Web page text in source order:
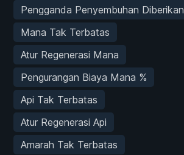
Pengganda Penyembuhan Diberikan
Mana Tak Terbatas
Atur Regenerasi Mana
Pengurangan Biaya Mana %
Api Tak Terbatas
Atur Regenerasi Api
Amarah Tak Terbatas